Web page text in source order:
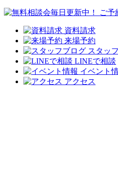
資料請求
来場予約
スタッ
LINEで相談
イベント
アクセス